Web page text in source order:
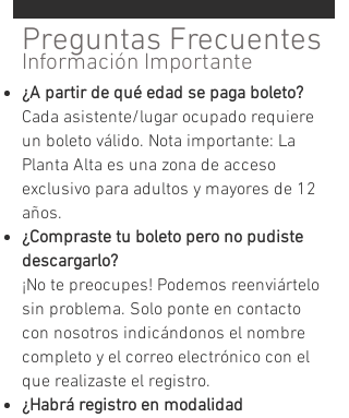
Preguntas Frecuentes
Información Importante
¿A partir de qué edad se paga boleto?
Cada asistente/lugar ocupado requiere
un boleto válido. Nota importante: La
Planta Alta es una zona de acceso
exclusivo para adultos y mayores de 12
años.
¿Compraste tu boleto pero no pudiste
descargarlo?
¡No te preocupes! Podemos reenviártelo
sin problema. Solo ponte en contacto
con nosotros indicándonos el nombre
completo y el correo electrónico con el
que realizaste el registro.
¿Habrá registro en modalidad